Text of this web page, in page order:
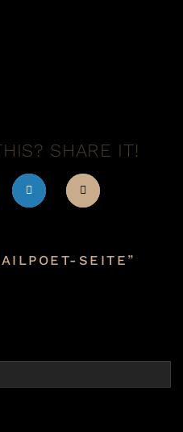
SHARE IT!
SEITE ”